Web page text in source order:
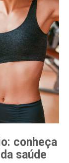
conheça
saúde